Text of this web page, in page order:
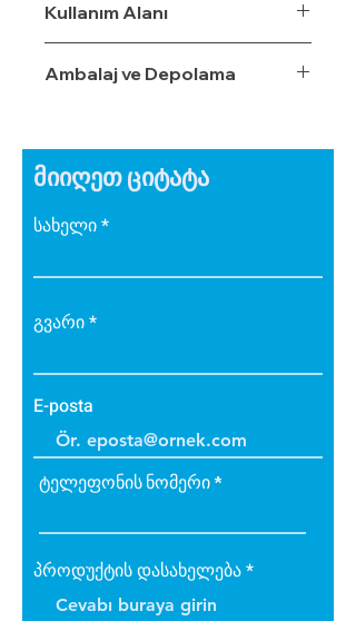
uyumludur.
Çok hızlı ve pratik uygulanabilir.
Hafiftir, binaya yük getirmez.
Sudan, nemden, dondan ve
Güneş ışınlarından etkilenmez.
Kullanım Alanı
Ambalaj ve Depolama
მიიღეთ ციტატა
სახელი
გვარი
E-posta
ტელეფონის ნომერი
პროდუქტის დასახელება